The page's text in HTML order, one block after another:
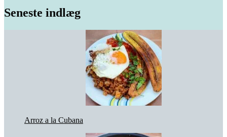
Seneste indlæg
Arroz a la Cubana